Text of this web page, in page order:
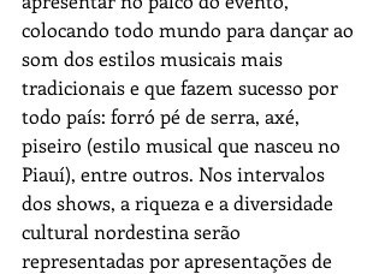
colocando todo mundo para dançar ao
som dos estilos musicais mais
tradicionais e que fazem sucesso por
todo país: forró pé de serra, axé,
piseiro (estilo musical que nasceu no
Piauí), entre outros. Nos intervalos
dos shows, a riqueza e a diversidade
cultural nordestina serão
representadas por apresentações de